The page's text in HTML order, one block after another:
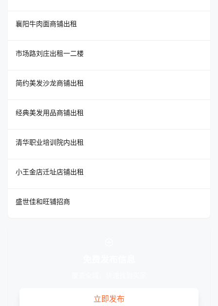
襄阳牛肉面商铺出租
市场路刘庄出租一二楼
简约美发沙龙商铺出租
经典美发用品商铺出租
清华职业培训院内出租
小王金店迁址店铺出租
盛世佳和旺铺招商
立即发布